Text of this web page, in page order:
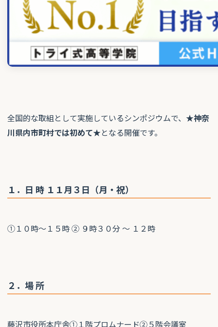
全国的な取組として実施しているシンポジウムで、 ★神奈
川県内市町村では初めて★となる開催です。
１．日 時 １１月３日（月・祝）
①１０時～１５時 ② ９時３０分 ～ １２時
２．場 所
藤沢市役所本庁舎①１階プロムナード②５階会議室